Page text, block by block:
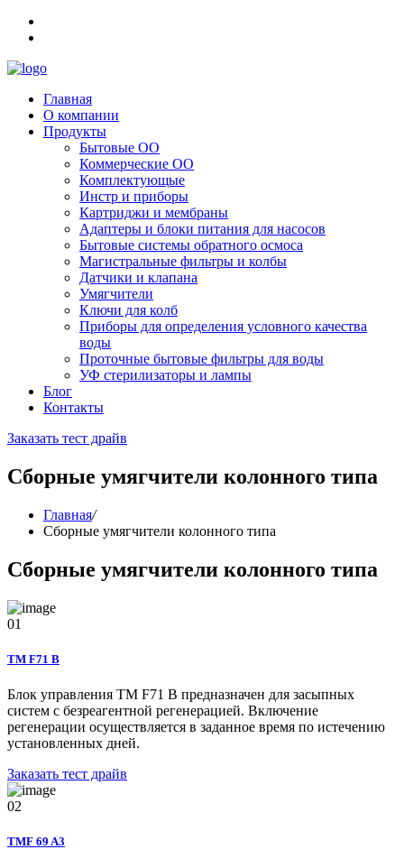
Главная
О компании
Продукты
Бытовые ОО
Коммерческие ОО
Комплектующые
Инстр и приборы
Картриджи и мембраны
Адаптеры и блоки питания для насосов
Бытовые системы обратного осмоса
Магистральные фильтры и колбы
Датчики и клапана
Умягчители
Ключи для колб
Приборы для определения условного качества
воды
Проточные бытовые фильтры для воды
УФ стерилизаторы и лампы
Блог
Контакты
Заказать тест драйв
Сборные умягчители колонного типа
Главная/
Сборные умягчители колонного типа
Сборные умягчители колонного типа
01
TM F71 B
Блок управления TM F71 B предназначен для засыпных
систем с безреагентной регенерацией. Включение
регенерации осуществляется в заданное время по истечению
установленных дней.
Заказать тест драйв
02
TMF 69 A3